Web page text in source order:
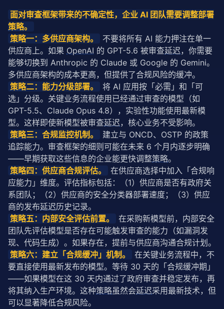
面对审查框架带来的不确定性，企业 AI 团队需要调整部署
策略。
策略一：多供应商架构。
不要将所有 AI 能力押注在单一
供应商上。如果 OpenAI 的 GPT-5.6 被审查延迟，你需要
能够切换到 Anthropic 的 Claude 或 Google 的 Gemini。
多供应商架构的成本更高，但提供了合规风险的缓冲。
策略二：能力分级部署。
将 AI 应用按「必需」和「可
选」分级。关键业务流程使用已经通过审查的模型（如
GPT-5.5、Claude Opus 4.8），实验性功能使用最新模
型。这样即使新模型被审查延迟，核心业务不受影响。
策略三：合规监控机制。
建立与 ONCD、OSTP 的政策
追踪能力。审查框架的细则可能在未来 6 个月内逐步明确
——早期获取这些信息的企业能更快调整策略。
策略四：供应商合规评估。
在供应商选择中加入「合规响
应能力」维度。评估指标包括：（1）供应商是否有政府关
系团队；（2）供应商的安全分类器部署速度；（3）供应
商的发布延迟历史记录。
策略五：内部安全评估前置。
在采购新模型前，内部安全
团队先评估模型是否存在可能触发审查的能力（如漏洞发
现、代码生成）。如果存在，提前与供应商沟通合规计划。
策略六：建立「合规缓冲」机制。
在关键业务流程中，不
要直接使用最新发布的模型。等待 30 天的「合规缓冲期」
——如果模型在这 30 天内通过了政府审查并稳定发布，再
将其纳入生产环境。这种策略虽然会延迟采用最新技术，但
可以显著降低合规风险。